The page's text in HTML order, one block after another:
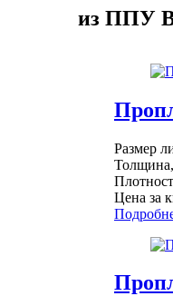
из ППУ
Размер
Цена за